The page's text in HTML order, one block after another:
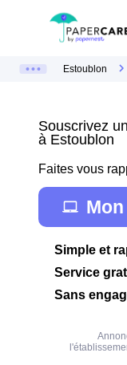
Estoublon
Souscrivez
à Estoublon
Faites vous
Simple et
Service
Sans